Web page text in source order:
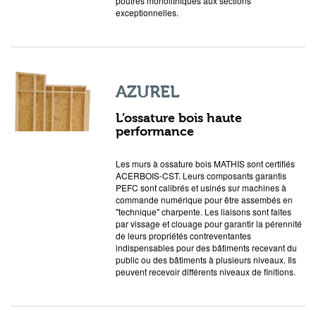
exceptionnelles.
AZUREL
L’ossature bois haute
performance
Les murs à ossature bois MATHIS sont certifiés
ACERBOIS-CST. Leurs composants garantis
PEFC sont calibrés et usinés sur machines à
commande numérique pour être assembés en
"technique" charpente. Les liaisons sont faites
par vissage et clouage pour garantir la pérennité
de leurs propriétés contreventantes
indispensables pour des bâtiments recevant du
public ou des bâtiments à plusieurs niveaux. Ils
peuvent recevoir différents niveaux de finitions.